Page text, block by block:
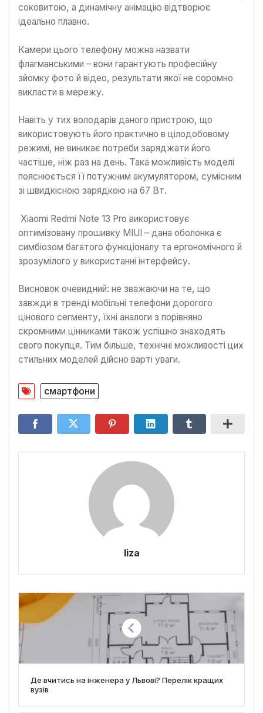
соковитою, а динамічну анімацію відтворює
ідеально плавно.
Камери цього телефону можна назвати
флагманськими – вони гарантують професійну
зйомку фото й відео, результати якої не соромно
викласти в мережу.
Навіть у тих володарів даного пристрою, що
використовують його практично в цілодобовому
режимі, не виникає потреби заряджати його
частіше, ніж раз на день. Така можливість моделі
пояснюється її потужним акумулятором, сумісним
зі швидкісною зарядкою на 67 Вт.
Xiaomi Redmi Note 13 Pro використовує
оптимізовану прошивку MIUI – дана оболонка є
симбіозом багатого функціоналу та ергономічного й
зрозумілого у використанні інтерфейсу.
Висновок очевидний: не зважаючи на те, що
завжди в тренді мобільні телефони дорогого
цінового сегменту, їхні аналоги з порівняно
скромними цінниками також успішно знаходять
свого покупця. Тим більше, технічні можливості цих
стильних моделей дійсно варті уваги.
смартфони
liza
Де вчитись на інженера у Львові? Перелік кращих
вузів